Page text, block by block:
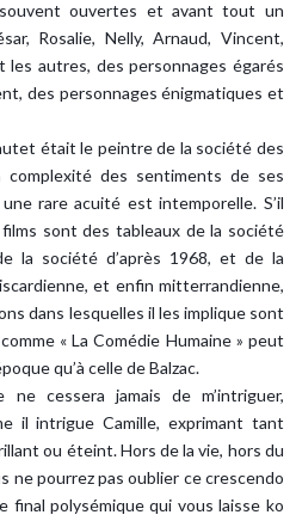
ouvertes et avant tout un
Rosalie, Nelly, Arnaud, Vincent,
les autres, des personnages égarés
des personnages énigmatiques et
était le peintre de la société des
des sentiments de ses
rare acuité est intemporelle. S’il
sont des tableaux de la société
la société d’après 1968, et de la
et enfin mitterrandienne,
dans lesquelles il les implique sont
« La Comédie Humaine » peut
qu’à celle de Balzac.
ne cessera jamais de m’intriguer,
il intrigue Camille, exprimant tant
ou éteint. Hors de la vie, hors du
ne pourrez pas oublier ce crescendo
final polysémique qui vous laisse ko